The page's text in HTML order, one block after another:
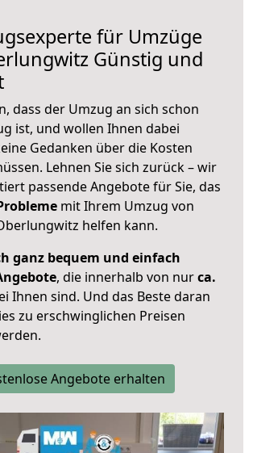
für Umzüge
Günstig und
dass der Umzug an sich schon
ist, und wollen Ihnen dabei
Gedanken über die Kosten
Lehnen Sie sich zurück – wir
passende Angebote für Sie, das
mit Ihrem Umzug von
helfen kann.
ganz bequem und einfach
, die innerhalb von nurca.
Ihnen sind. Und das Beste daran
zu erschwinglichen Preisen
Angebote erhalten